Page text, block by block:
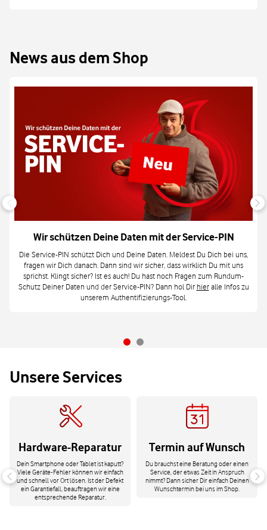
News aus dem Shop
Wir schützen Deine Daten mit der Service-PIN
Die Service-PIN schützt Dich und Deine Daten. Meldest Du Dich bei uns,
fragen wir Dich danach. Dann sind wir sicher, dass wirklich Du mit uns
sprichst. Klingt sicher? Ist es auch! Du hast noch Fragen zum Rundum-
Schutz Deiner Daten und der Service-PIN? Dann hol Dir hieralle Infos zu
unserem Authentifizierungs-Tool.
Unsere Services
Hardware-Reparatur
Dein Smartphone oder Tablet ist kaputt?
Viele Geräte-Fehler können wir einfach
und schnell vor Ort lösen. Ist der Defekt
ein Garantiefall, beauftragen wir eine
entsprechende Reparatur.
Termin auf Wunsch
Du brauchst eine Beratung oder einen
Service, der etwas Zeit in Anspruch
nimmt? Dann sicher Dir einfach Deinen
Wunschtermin bei uns im Shop.